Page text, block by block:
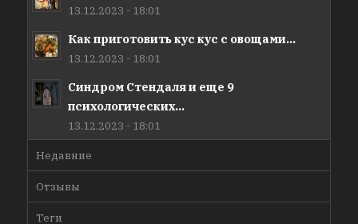
13.12.2023 - 18:01
Как приготовить кус кус с овощами...
13.12.2023 - 18:01
Синдром Стендаля и еще 9
психологических...
13.12.2023 - 18:01
Недавние
Отзывы
Теги